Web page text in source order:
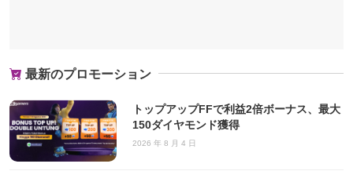
最新のプロモーション
トップアップFFで利益2倍ボーナス、最大
150ダイヤモンド獲得
2026 年 8 月 4 日